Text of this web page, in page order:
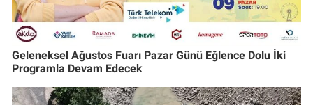
Geleneksel Ağustos Fuarı Pazar Günü Eğlence Dolu İki
Programla Devam Edecek